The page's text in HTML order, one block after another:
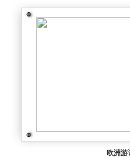
欧洲游